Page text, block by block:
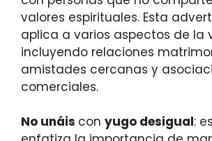
valores espirituales. Esta
aplica a varios aspectos de la
incluyendo relaciones
amistades cercanas y
comerciales.
No unáis con yugo desigual: